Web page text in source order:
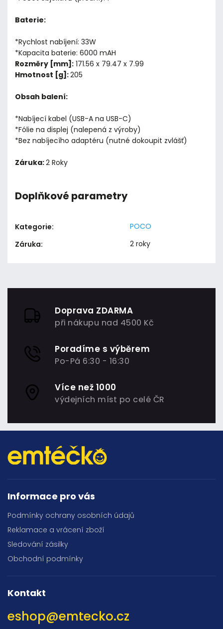
Baterie:
*Rychlost nabíjení: 33W
*Kapacita baterie: 6000 mAH
Rozměry [mm]: 171.56 x 79.47 x 7.99
Hmotnost [g]:205
Obsah balení:
*Nabíjecí kabel (USB-A na USB-C)
*Fólie na displej (nalepená z výroby)
*Bez nabíjecího adaptéru (nutné dokoupit zvlášť)
Záruka:2 Roky
Doplňkové parametry
Kategorie:
POCO
Záruka: 2 roky
Doprava ZDARMA
při nákupu nad 4500 Kč
Poradíme s výběrem
Po-Pá 6:30 - 16:30
Více než 1000
výdejních míst po celé ČR
Informace pro vás
Podmínky ochrany osobních údajů
Reklamace a vrácení zboží
Sledování zásilky
Obchodní podmínky
Kontakt
eshop@emtecko.cz